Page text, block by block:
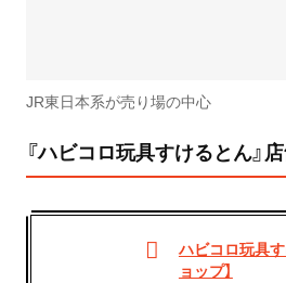
JR東日本系が売り場の中心
『ハビコロ玩具すけるとん』
ハビコロ玩具
ョップ】